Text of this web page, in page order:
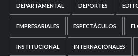
DEPARTAMENTAL DEPORTES
EMPRESARIALES ESPECTÁCULOS
INSTITUCIONAL INTERNACIONALES